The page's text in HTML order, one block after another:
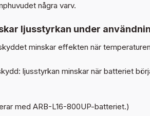
några varv.
ljusstyrkan under
minskar effekten när
ljusstyrkan minskar när batteriet
med ARB-L16-800UP-batteriet.)